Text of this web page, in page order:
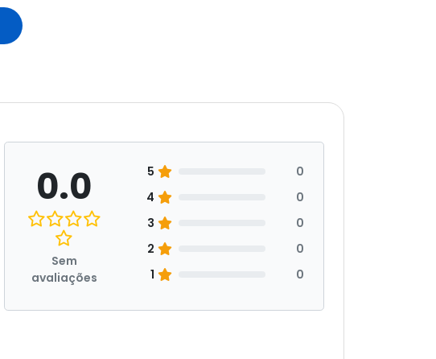
0.0
Sem
avaliações
5
0
4
0
3
0
2
0
1
0